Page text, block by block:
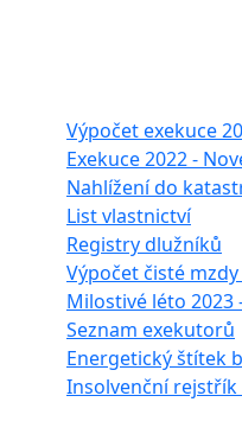
Výpočet exekuce
Exekuce 2022 -
Nahlížení do
List vlastnictví
Registry dlužníků
Výpočet čisté mzdy
Milostivé léto 2023
Seznam exekutorů
Energetický štítek
Insolvenční rejstřík